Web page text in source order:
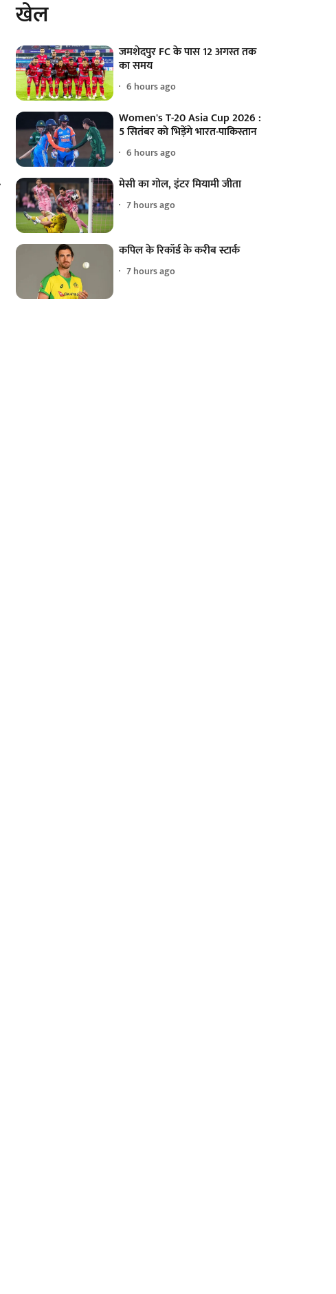
खेल
जमशेदपुर FC के पास 12 अगस्त तक
का समय
6 hours ago
Women's T-20 Asia Cup 2026 :
5 सितंबर को भिड़ेंगे भारत-पाकिस्तान
6 hours ago
मेसी का गोल, इंटर मियामी जीता
7 hours ago
कपिल के रिकॉर्ड के करीब स्टार्क
7 hours ago